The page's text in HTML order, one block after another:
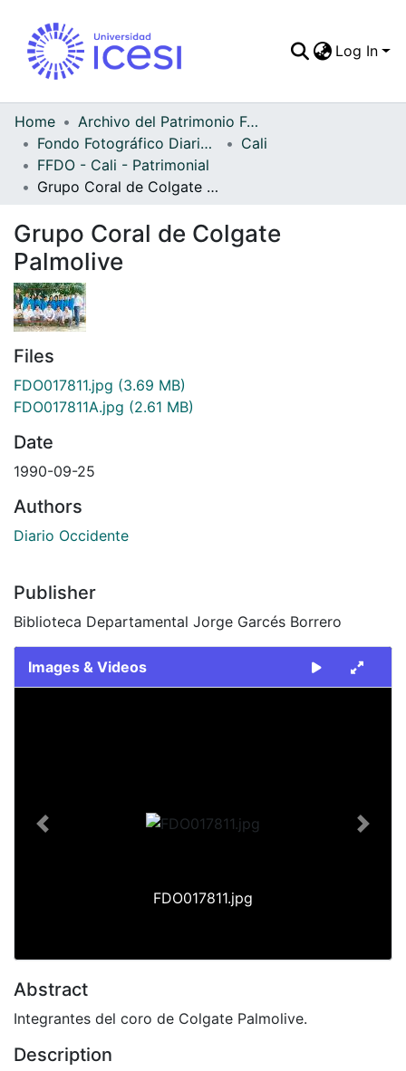
Statistics
Log In
Home
Archivo del Patrimonio Fotográfico y Fílmico del Valle del Cauca
Fondo Fotográfico Diario Occidente
Cali
FFDO - Cali - Patrimonial
Grupo Coral de Colgate Palmolive
Grupo Coral de Colgate
Palmolive
Files
FDO017811.jpg (3.69 MB)
FDO017811A.jpg (2.61 MB)
Date
1990-09-25
Authors
Diario Occidente
Publisher
Biblioteca Departamental Jorge Garcés Borrero
Images & Videos
FDO017811.jpg
Previous Next
Abstract
Integrantes del coro de Colgate Palmolive.
Description